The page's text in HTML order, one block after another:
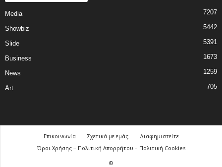
Media 7207
Showbiz 5442
Slide 5391
Business 1673
News 1259
Art 705
Επικοινωνία Σχετικά με εμάς
Διαφημιστείτε
Όροι Χρήσης – Πολιτική Απορρήτου – Πολιτική Cookies
©